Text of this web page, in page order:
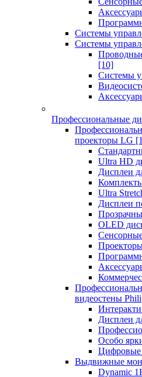
Системы
Системы
[10]
Системы
Профессиональные
проекторы LG
Ultra HD
Дисплеи
Ultra
Дисплеи
OLED
видеостены
Дисплеи
Особо
Цифровые
Выдвижные
Dynamic